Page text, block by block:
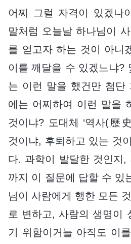
어찌 그럴 자격이 있겠나
말처럼 오늘날 하나님이
를 얻고자 하는 것이 아니
이를 깨달을 수 있겠느냐?
는 이런 말을 했건만 첨단
에는 어찌하여 이런 말을
것이냐? 도대체 ‘역사(歷
것이냐, 후퇴하고 있는 것
다. 과학이 발달한 것인지,
까지 이 질문에 답할 수 있
님이 사람에게 행한 모든
로 변하고, 사람의 생명이
기 위함이거늘 아직도 이